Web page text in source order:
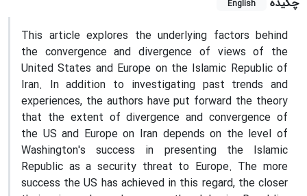
English
This article explores the underlying factors behind
the convergence and divergence of views of the
United States and Europe on the Islamic Republic of
Iran. In addition to investigating past trends and
experiences, the authors have put forward the theory
that the extent of divergence and convergence of
the US and Europe on Iran depends on the level of
Washington's success in presenting the Islamic
Republic as a security threat to Europe. The more
success the US has achieved in this regard, the closer